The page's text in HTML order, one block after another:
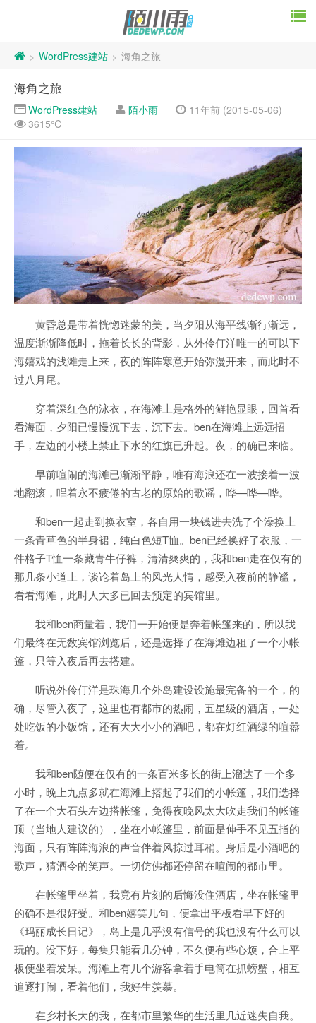
> WordPress建站 > 海角之旅
海角之旅
WordPress建站 陌小雨
11年前 (2015-05-06)
3615℃
黄昏总是带着恍惚迷蒙的美，当夕阳从海平线渐行渐远，
温度渐渐降低时，拖着长长的背影，从外伶仃洋唯一的可以下
海嬉戏的浅滩走上来，夜的阵阵寒意开始弥漫开来，而此时不
过八月尾。
穿着深红色的泳衣，在海滩上是格外的鲜艳显眼，回首看
看海面，夕阳已慢慢沉下去，沉下去。ben在海滩上远远招
手，左边的小楼上禁止下水的红旗已升起。夜，的确已来临。
早前喧闹的海滩已渐渐平静，唯有海浪还在一波接着一波
地翻滚，唱着永不疲倦的古老的原始的歌谣，哗—哗—哗。
和ben一起走到换衣室，各自用一块钱进去洗了个澡换上
一条青草色的半身裙，纯白色短T恤。ben已经换好了衣服，一
件格子T恤一条藏青牛仔裤，清清爽爽的，我和ben走在仅有的
那几条小道上，谈论着岛上的风光人情，感受入夜前的静谧，
看看海滩，此时人大多已回去预定的宾馆里。
我和ben商量着，我们一开始便是奔着帐篷来的，所以我
们最终在无数宾馆浏览后，还是选择了在海滩边租了一个小帐
篷，只等入夜后再去搭建。
听说外伶仃洋是珠海几个外岛建设设施最完备的一个，的
确，尽管入夜了，这里也有都市的热闹，五星级的酒店，一处
处吃饭的小饭馆，还有大大小小的酒吧，都在灯红酒绿的喧嚣
着。
我和ben随便在仅有的一条百米多长的街上溜达了一个多
小时，晚上九点多就在海滩上搭起了我们的小帐篷，我们选择
了在一个大石头左边搭帐篷，免得夜晚风太大吹走我们的帐篷
顶（当地人建议的），坐在小帐篷里，前面是伸手不见五指的
海面，只有阵阵海浪的声音伴着风掠过耳稍。身后是小酒吧的
歌声，猜酒令的笑声。一切仿佛都还停留在喧闹的都市里。
在帐篷里坐着，我竟有片刻的后悔没住酒店，坐在帐篷里
的确不是很好受。和ben嬉笑几句，便拿出平板看早下好的
《玛丽成长日记》，岛上是几乎没有信号的我也没有什么可以
玩的。没下好，每集只能看几分钟，不久便有些心烦，合上平
板便坐着发呆。海滩上有几个游客拿着手电筒在抓螃蟹，相互
追逐打闹，看着他们，我好生羡慕。
在乡村长大的我，在都市里繁华的生活里几近迷失自我。